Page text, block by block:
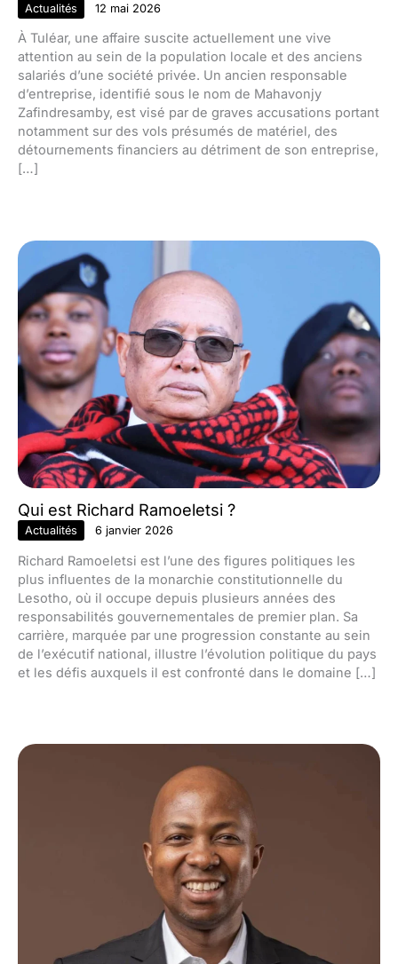
Actualités 12 mai 2026
À Tuléar, une affaire suscite actuellement une vive
attention au sein de la population locale et des anciens
salariés d’une société privée. Un ancien responsable
d’entreprise, identifié sous le nom de Mahavonjy
Zafindresamby, est visé par de graves accusations portant
notamment sur des vols présumés de matériel, des
détournements financiers au détriment de son entreprise,
[…]
Qui est Richard Ramoeletsi ?
Actualités 6 janvier 2026
Richard Ramoeletsi est l’une des figures politiques les
plus influentes de la monarchie constitutionnelle du
Lesotho, où il occupe depuis plusieurs années des
responsabilités gouvernementales de premier plan. Sa
carrière, marquée par une progression constante au sein
de l’exécutif national, illustre l’évolution politique du pays
et les défis auxquels il est confronté dans le domaine […]